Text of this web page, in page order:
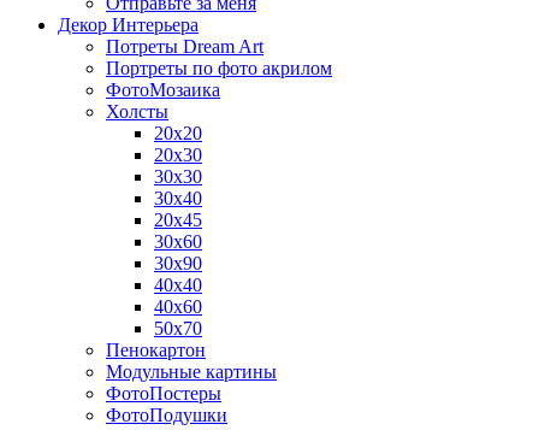
Декор Интерьера
Потреты Dream Art
Портреты по фото акрилом
ФотоМозаика
Холсты
20х20
20х30
30х30
30х40
20х45
30х60
30х90
40х40
40х60
50х70
Пенокартон
Модульные картины
ФотоПостеры
ФотоПодушки